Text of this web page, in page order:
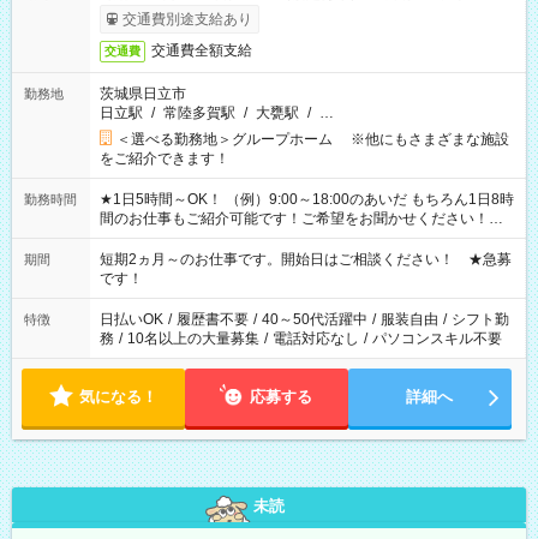
交通費別途支給あり
交通費 交通費全額支給
勤務地
茨城県日立市
日立駅 / 常陸多賀駅 / 大甕駅 / …
＜選べる勤務地＞グループホーム ※他にもさまざまな施設
をご紹介できます！
勤務時間
★1日5時間～OK！ （例）9:00～18:00のあいだ もちろん1日8時
間のお仕事もご紹介可能です！ご希望をお聞かせください！★
家庭の都合でお休みが必要な場合も遠慮なくご相談ください。
※週最低15時間以上の勤務が必要です
期間
短期2ヵ月～のお仕事です。開始日はご相談ください！ ★急募
です！
特徴 日払いOK / 履歴書不要 / 40～50代活躍中 / 服装自由 / シフト勤
務 / 10名以上の大量募集 / 電話対応なし / パソコンスキル不要
気になる！ 応募する 詳細へ
未読